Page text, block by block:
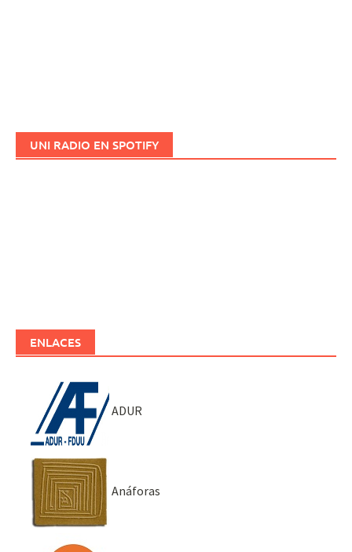
UNI RADIO EN SPOTIFY
ENLACES
ADUR
Anáforas